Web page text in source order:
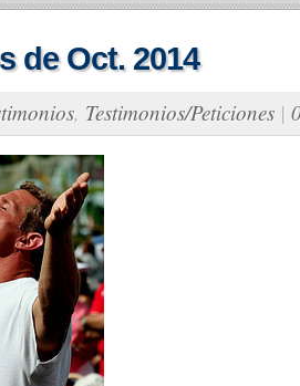
de Oct. 2014
, Testimonios/Peticiones |